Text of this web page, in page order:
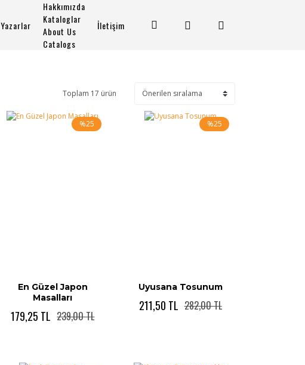
Yazarlar
Hakkımızda
Kataloglar
About Us
Catalogs
İletişim
Toplam 17 ürün
%25
En Güzel Japon
Masalları
179,25 TL 239,00 TL
%25
Uyusana Tosunum
211,50 TL 282,00 TL